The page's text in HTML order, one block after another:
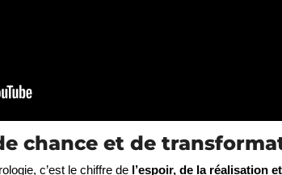
chance et de
c’est le chiffre de l’espoir, de la réalisation